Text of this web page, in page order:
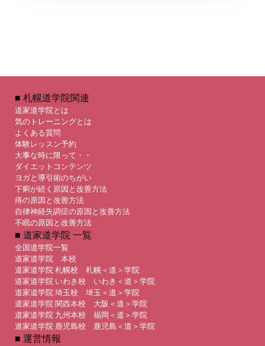
■ 札幌道学院関連
道家道学院とは
気のトレーニングとは
よくある質問
体験レッスン予約
大事な時に限って・・
ダイエットコンテンツ
ヨガと導引術のちがい
下痢が続く原因と改善方法
痔の原因と改善方法
自律神経失調症の原因と改善方法
不眠の原因と改善方法
■ 道家道学院 一覧
全国道学院一覧
道家道学院 本校
道家道学院 札幌校 札幌＜道＞学院
道家道学院 いわき校 いわき＜道＞学院
道家道学院 埼玉校 埼玉＜道＞学院
道家道学院 関西本校 大阪＜道＞学院
道家道学院 九州本校 福岡＜道＞学院
道家道学院 鹿児島校 鹿児島＜道＞学院
■ 運営情報